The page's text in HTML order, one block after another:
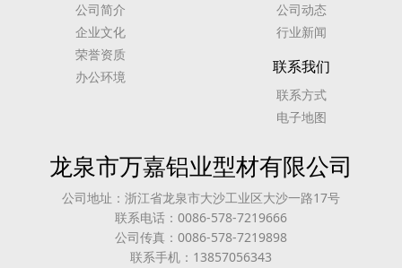
公司简介
企业文化
荣誉资质
办公环境
公司动态
行业新闻
联系我们
联系方式
电子地图
龙泉市万嘉铝业型材有限公司
公司地址：浙江省龙泉市大沙工业区大沙一路17号
联系电话：0086-578-7219666
公司传真：0086-578-7219898
联系手机：13857056343